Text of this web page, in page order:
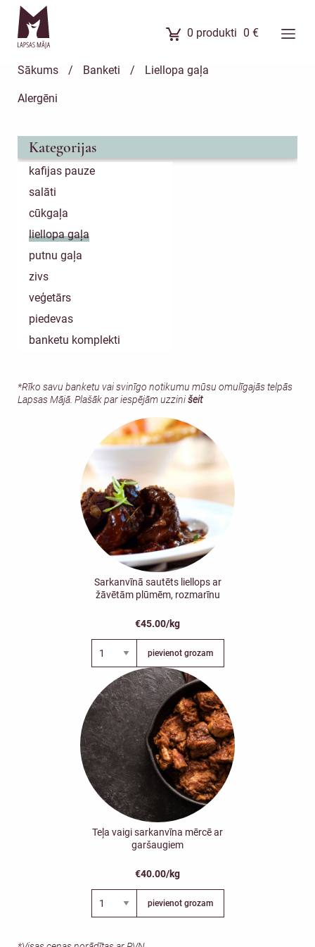
0 produkti 0 €
Sākums / Banketi / Liellopa gaļa
Alergēni
Kategorijas
kafijas pauze
salāti
cūkgaļa
liellopa gaļa
putnu gaļa
zivs
veģetārs
piedevas
banketu komplekti
*Rīko savu banketu vai svinīgo notikumu mūsu omulīgajās telpās
Lapsas Mājā. Plašāk par iespējām uzzinišeit
Sarkanvīnā sautēts liellops ar
žāvētām plūmēm, rozmarīnu
€45.00/kg
pievienot grozam
Teļa vaigi sarkanvīna mērcē ar
garšaugiem
€40.00/kg
pievienot grozam